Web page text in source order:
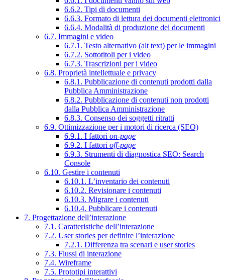
6.6.2. Tipi di documenti
6.6.3. Formato di lettura dei documenti elettronici
6.6.4. Modalità di produzione dei documenti
6.7. Immagini e video
6.7.1. Testo alternativo (alt text) per le immagini
6.7.2. Sottotitoli per i video
6.7.3. Trascrizioni per i video
6.8. Proprietà intellettuale e privacy
6.8.1. Pubblicazione di contenuti prodotti dalla
Pubblica Amministrazione
6.8.2. Pubblicazione di contenuti non prodotti
dalla Pubblica Amministrazione
6.8.3. Consenso dei soggetti ritratti
6.9. Ottimizzazione per i motori di ricerca (SEO)
6.9.1. I fattori on-page
6.9.2. I fattori off-page
6.9.3. Strumenti di diagnostica SEO: Search
Console
6.10. Gestire i contenuti
6.10.1. L’inventario dei contenuti
6.10.2. Revisionare i contenuti
6.10.3. Migrare i contenuti
6.10.4. Pubblicare i contenuti
7. Progettazione dell’interazione
7.1. Caratteristiche dell’interazione
7.2. User stories per definire l’interazione
7.2.1. Differenza tra scenari e user stories
7.3. Flussi di interazione
7.4. Wireframe
7.5. Prototipi interattivi